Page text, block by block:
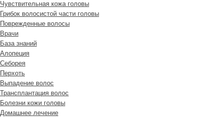
Чувствительная кожа головы
Грибок волосистой части головы
Поврежденные волосы
Врачи
База знаний
Алопеция
Себорея
Перхоть
Выпадение волос
Трансплантация волос
Болезни кожи головы
Домашнее лечение